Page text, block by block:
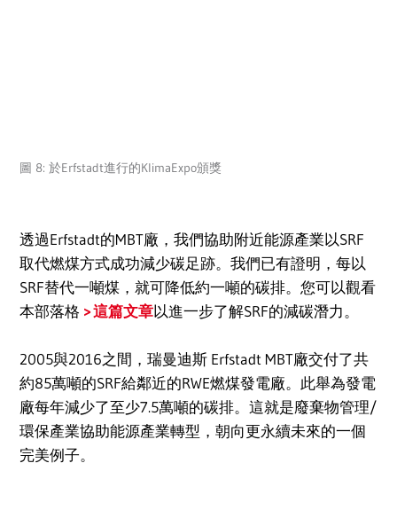
圖 8: 於Erfstadt進行的KlimaExpo頒獎
透過Erfstadt的MBT廠，我們協助附近能源產業以SRF
取代燃煤方式成功減少碳足跡。我們已有證明，每以
SRF替代一噸煤，就可降低約一噸的碳排。您可以觀看
本部落格
這篇文章以進一步了解SRF的減碳潛力。
2005與2016之間，瑞曼迪斯 Erfstadt MBT廠交付了共
約85萬噸的SRF給鄰近的RWE燃煤發電廠。此舉為發電
廠每年減少了至少7.5萬噸的碳排。這就是廢棄物管理/
環保產業協助能源產業轉型，朝向更永續未來的一個
完美例子。